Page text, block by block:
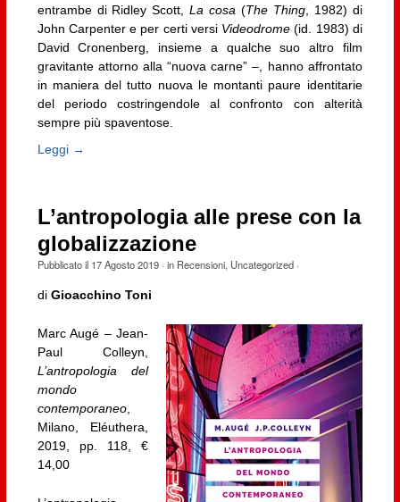
entrambe di Ridley Scott,La cosa (The Thing, 1982) di
John Carpenter e per certi versi Videodrome (id. 1983) di
David Cronenberg, insieme a qualche suo altro film
gravitante attorno alla “nuova carne” –, hanno affrontato
in maniera del tutto nuova le montanti paure identitarie
del periodo costringendole al confronto con alterità
sempre più spaventose.
Leggi →
L’antropologia alle prese con la
globalizzazione
Pubblicato il 17 Agosto 2019· in Recensioni, Uncategorized·
di Gioacchino Toni
Marc Augé – Jean-
Paul Colleyn,
L’antropologia del
mondo
contemporaneo,
Milano, Eléuthera,
2019, pp. 118, €
14,00